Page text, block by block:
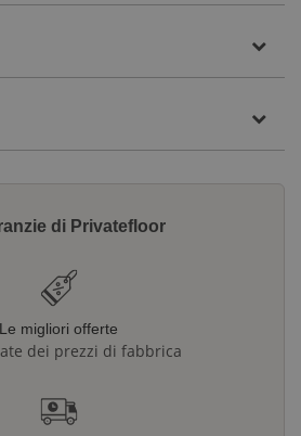
di Privatefloor
Le migliori offerte
dei prezzi di fabbrica